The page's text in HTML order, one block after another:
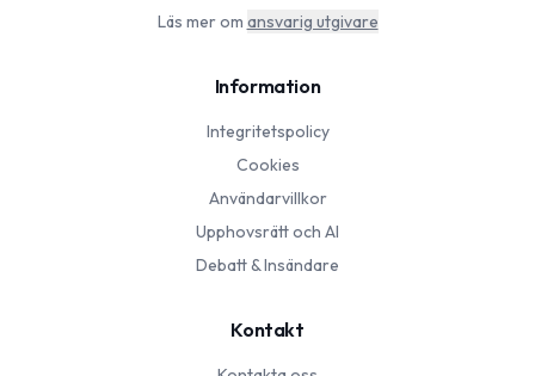
Läs mer om ansvarig utgivare
Information
Integritetspolicy
Cookies
Användarvillkor
Upphovsrätt och AI
Debatt & Insändare
Kontakt